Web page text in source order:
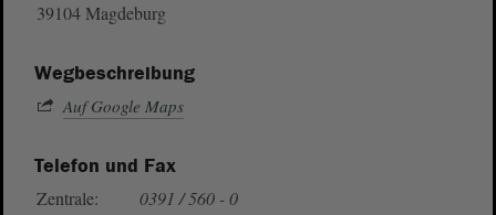
39104 Magdeburg
Wegbeschreibung
Auf Google Maps
Telefon und Fax
Zentrale:
0391 / 560 - 0